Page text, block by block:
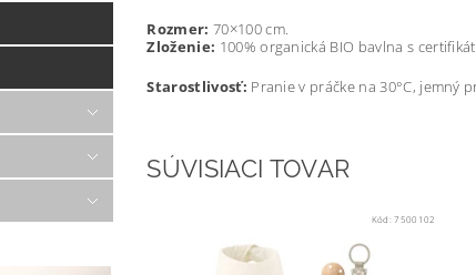
Rozmer: 70×100 cm.
Zloženie: 100% organická BIO bavlna s
Starostlivosť: Pranie v práčke na 30°C, jemný
SÚVISIACI TOVAR
Kód:7500102